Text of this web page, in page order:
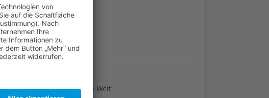
Hochwasser
Ideen-Reich
Italien
Japan
Kulinarisch um die Welt